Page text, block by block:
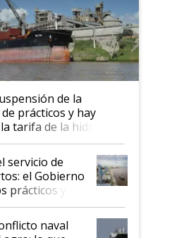
de la
prácticos y hay
tarifa de la hidrovía
servicio de
el Gobierno
prácticos y
de
naval